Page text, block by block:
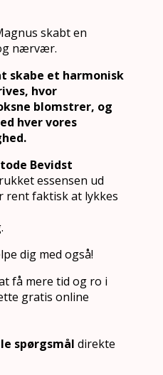
skabt en
nærvær.
skabe et harmonisk
hvor
blomstrer, og
hver vores
Bevidst
essensen ud
rent faktisk at lykkes
dig med også!
få mere tid og ro i
gratis online
spørgsmål direkte